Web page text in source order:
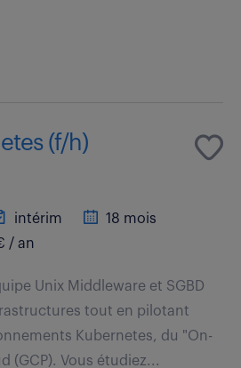
(f/h)
intérim
18 mois
/ an
Unix Middleware et SGBD
tout en pilotant
Kubernetes, du "On-
(GCP). Vous étudiez...